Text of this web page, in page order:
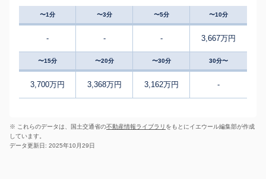
〜1分 〜3分 〜5分 〜10分
- - - 3,667万円
〜15分 〜20分 〜30分 30分〜
3,700万円 3,368万円 3,162万円 -
※ これらのデータは、国土交通省の不動産情報ライブラリ をもとにイエウール編集部が作成
しています。
データ更新日: 2025年10月29日